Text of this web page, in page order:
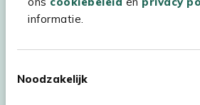
informatie.
Noodzakelijk
Kees Smit Tuinmeubelen